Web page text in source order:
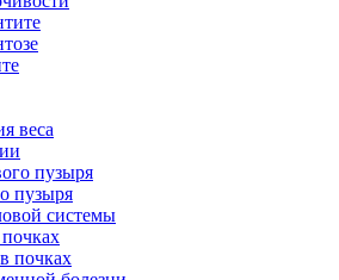
веса
пузыря
пузыря
системы
почках